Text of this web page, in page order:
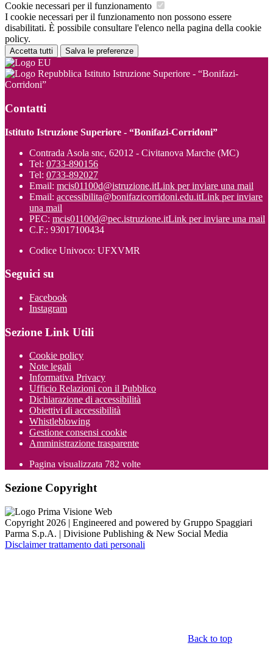
Cookie necessari per il funzionamento
I cookie necessari per il funzionamento non possono essere
disabilitati. È possibile consultare l'elenco nella pagina della cookie
policy.
Accetta tutti Salva le preferenze
Istituto Istruzione Superiore - “Bonifazi-
Corridoni”
Contatti
Istituto Istruzione Superiore - “Bonifazi-Corridoni”
Contrada Asola snc, 62012 - Civitanova Marche (MC)
Tel: 0733-890156
Tel: 0733-892027
Email: mcis01100d@istruzione.itLink per inviare una mail
Email: accessibilita@bonifazicorridoni.edu.itLink per inviare
una mail
PEC: mcis01100d@pec.istruzione.itLink per inviare una mail
C.F.: 93017100434
Codice Univoco: UFXVMR
Seguici su
Facebook
Instagram
Sezione Link Utili
Cookie policy
Note legali
Informativa Privacy
Ufficio Relazioni con il Pubblico
Dichiarazione di accessibilità
Obiettivi di accessibilità
Whistleblowing
Gestione consensi cookie
Amministrazione trasparente
Pagina visualizzata 782 volte
Sezione Copyright
Copyright 2026 | Engineered and powered by Gruppo Spaggiari
Parma S.p.A. | Divisione Publishing & New Social Media
Disclaimer trattamento dati personali
Back to top